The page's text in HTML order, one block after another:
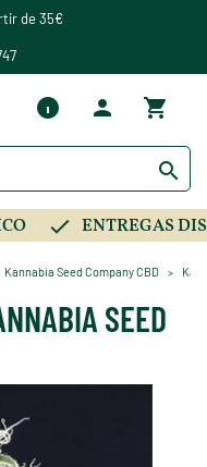
de 35€
ENTREGAS
Kannabia Seed Company CBD
SEED